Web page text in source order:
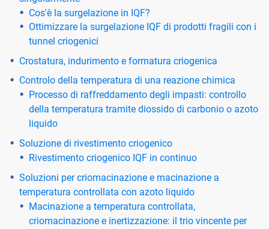
Cos'è la surgelazione in IQF?
Ottimizzare la surgelazione IQF di prodotti fragili con i
tunnel criogenici
Crostatura, indurimento e formatura criogenica
Controlo della temperatura di una reazione chimica
Processo di raffreddamento degli impasti: controllo
della temperatura tramite diossido di carbonio o azoto
liquido
Soluzione di rivestimento criogenico
Rivestimento criogenico IQF in continuo
Soluzioni per criomacinazione e macinazione a
temperatura controllata con azoto liquido
Macinazione a temperatura controllata,
criomacinazione e inertizzazione: il trio vincente per